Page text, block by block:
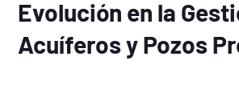
Evolución en la
Acuíferos y Pozos